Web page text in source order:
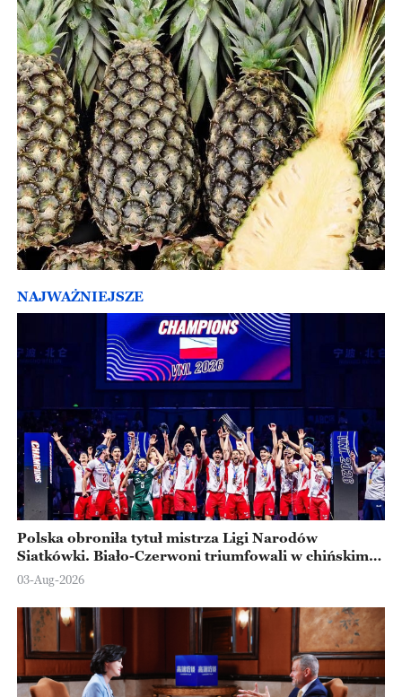
NAJWAŻNIEJSZE
Polska obroniła tytuł mistrza Ligi Narodów
Siatkówki. Biało-Czerwoni triumfowali w chińskim
Ningbo
03-Aug-2026